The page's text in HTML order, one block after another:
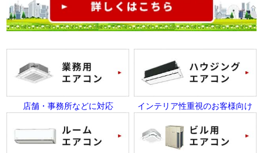
店舗・事務所などに対応 インテリア性重視のお客様向け